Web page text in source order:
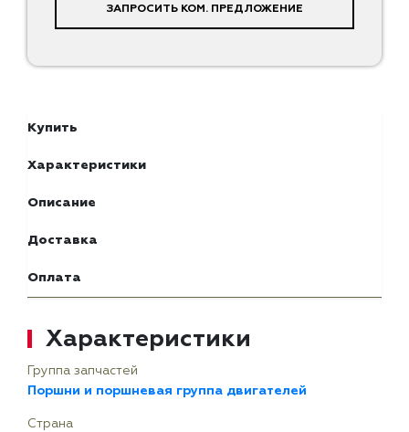
ЗАПРОСИТЬ КОМ. ПРЕДЛОЖЕНИЕ
Купить
Характеристики
Описание
Доставка
Оплата
Характеристики
Группа запчастей
Поршни и поршневая группа двигателей
Страна